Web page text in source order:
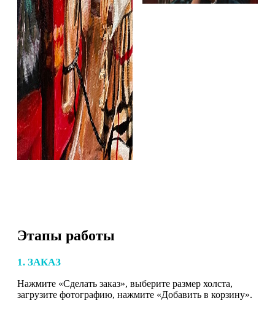
Этапы работы
1. ЗАКАЗ
Нажмите «Сделать заказ», выберите размер холста,
загрузите фотографию, нажмите «Добавить в корзину».